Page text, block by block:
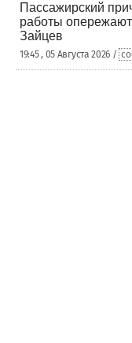
Пассажирский
работы
Зайцев
19:45 , 05 Августа 2026 /